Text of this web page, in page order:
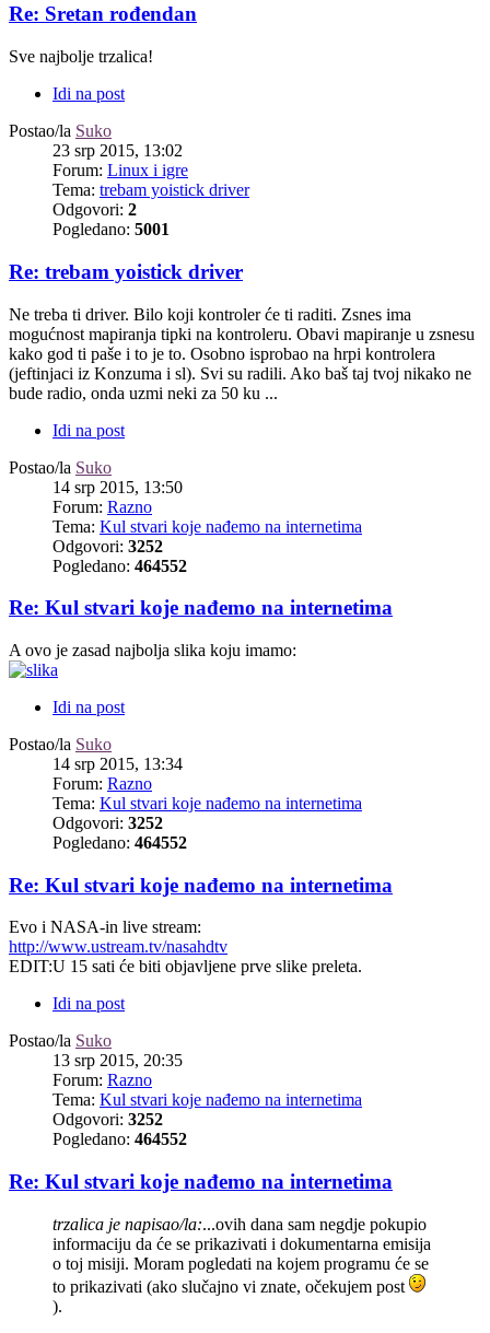
Re: Sretan rođendan
Sve najbolje trzalica!
Idi na post
Postao/la Suko
23 srp 2015, 13:02
Forum: Linux i igre
Tema: trebam yoistick driver
Odgovori: 2
Pogledano: 5001
Re: trebam yoistick driver
Ne treba ti driver. Bilo koji kontroler će ti raditi. Zsnes ima
mogućnost mapiranja tipki na kontroleru. Obavi mapiranje u zsnesu
kako god ti paše i to je to. Osobno isprobao na hrpi kontrolera
(jeftinjaci iz Konzuma i sl). Svi su radili. Ako baš taj tvoj nikako ne
bude radio, onda uzmi neki za 50 ku ...
Idi na post
Postao/la Suko
14 srp 2015, 13:50
Forum: Razno
Tema: Kul stvari koje nađemo na internetima
Odgovori: 3252
Pogledano: 464552
Re: Kul stvari koje nađemo na internetima
A ovo je zasad najbolja slika koju imamo:
Idi na post
Postao/la Suko
14 srp 2015, 13:34
Forum: Razno
Tema: Kul stvari koje nađemo na internetima
Odgovori: 3252
Pogledano: 464552
Re: Kul stvari koje nađemo na internetima
Evo i NASA-in live stream:
http://www.ustream.tv/nasahdtv
EDIT:U 15 sati će biti objavljene prve slike preleta.
Idi na post
Postao/la Suko
13 srp 2015, 20:35
Forum: Razno
Tema: Kul stvari koje nađemo na internetima
Odgovori: 3252
Pogledano: 464552
Re: Kul stvari koje nađemo na internetima
trzalica je napisao/la:...ovih dana sam negdje pokupio
informaciju da će se prikazivati i dokumentarna emisija
o toj misiji. Moram pogledati na kojem programu će se
to prikazivati (ako slučajno vi znate, očekujem post
).